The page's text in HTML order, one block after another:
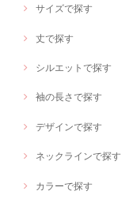
サイズで探す
丈で探す
シルエットで探す
袖の長さで探す
デザインで探す
ネックラインで探す
カラーで探す